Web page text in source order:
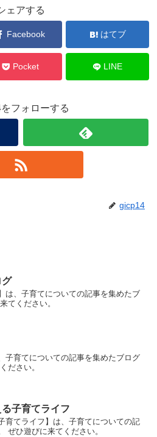
ェアする
Facebook はてブ
Pocket LINE
フォローする
gicp14
グ
は、子育てについての記事を集めたブ
てください。
子育てについての記事を集めたブログ
ださい。
子育てライフ
育てライフ】は、子育てについての記
ぜひ遊びに来てください。